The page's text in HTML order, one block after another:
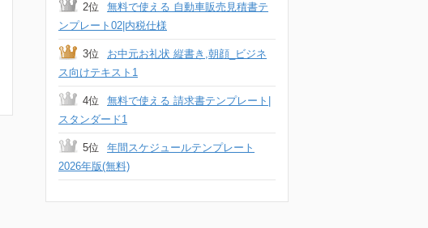
2位
無料で使える 自動車販売見積書テ
ンプレート02|内税仕様
3位
お中元お礼状 縦書き,朝顔_ビジネ
ス向けテキスト1
4位
無料で使える 請求書テンプレート|
スタンダード1
5位
年間スケジュールテンプレート
2026年版(無料)